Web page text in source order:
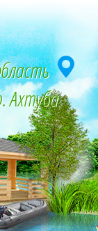
Ахтуба